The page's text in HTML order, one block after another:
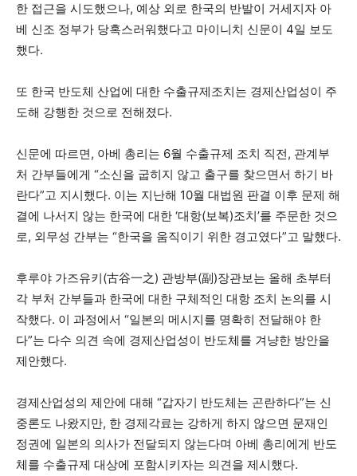
한 접근을 시도했으나, 예상 외로 한국의 반발이 거세지자 아
베 신조 정부가 당혹스러워했다고 마이니치 신문이 4일 보도
했다.
또 한국 반도체 산업에 대한 수출규제조치는 경제산업성이 주
도해 강행한 것으로 전해졌다.
신문에 따르면, 아베 총리는 6월 수출규제 조치 직전, 관계부
처 간부들에게 “소신을 굽히지 않고 출구를 찾으면서 하기 바
란다”고 지시했다. 이는 지난해 10월 대법원 판결 이후 문제 해
결에 나서지 않는 한국에 대한 ‘대항(보복)조치’를 주문한 것으
로, 외무성 간부는 “한국을 움직이기 위한 경고였다”고 말했다.
후루야 가즈유키(古谷一之) 관방부(副)장관보는 올해 초부터
각 부처 간부들과 한국에 대한 구체적인 대항 조치 논의를 시
작했다. 이 과정에서 “일본의 메시지를 명확히 전달해야 한
다”는 다수 의견 속에 경제산업성이 반도체를 겨냥한 방안을
제안했다.
경제산업성의 제안에 대해 “갑자기 반도체는 곤란하다”는 신
중론도 나왔지만, 한 경제각료는 강하게 하지 않으면 문재인
정권에 일본의 의사가 전달되지 않는다며 아베 총리에게 반도
체를 수출규제 대상에 포함시키자는 의견을 제시했다.